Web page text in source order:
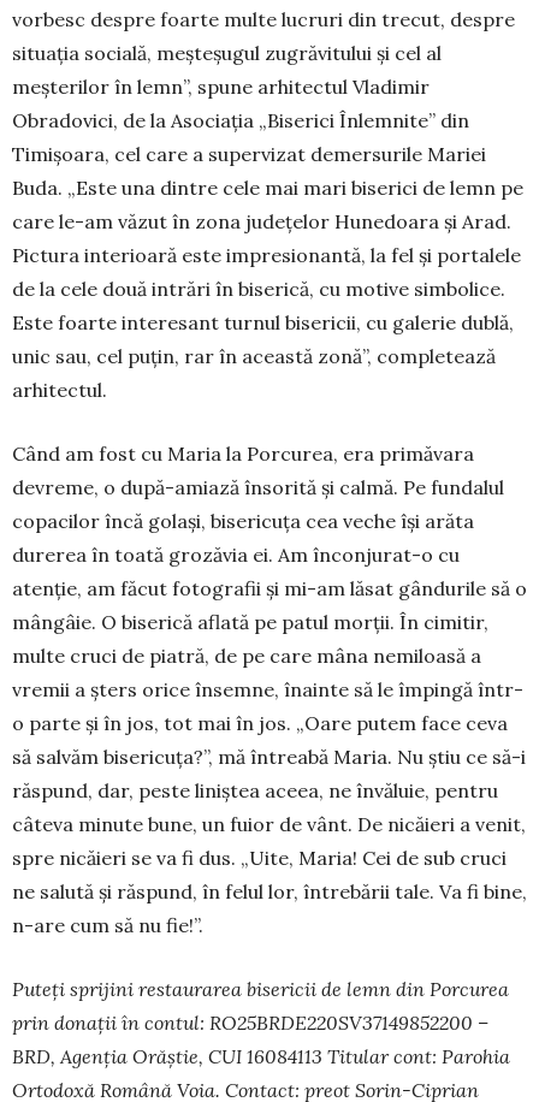
vorbesc despre foarte multe lucruri din trecut, despre
situația socială, meșteșugul zugrăvitului și cel al
meșterilor în lemn”, spune arhitectul Vladimir
Obradovici, de la Asociația „Biserici Înlemnite” din
Timișoara, cel care a supervizat demersurile Mariei
Buda. „Este una dintre cele mai mari biserici de lemn pe
care le-am văzut în zona județelor Hunedoara și Arad.
Pictura interioară este impresionantă, la fel și portalele
de la cele două intrări în biserică, cu motive simbolice.
Este foarte interesant turnul bisericii, cu galerie dublă,
unic sau, cel puțin, rar în această zonă”, completează
arhitectul.
Când am fost cu Maria la Porcurea, era primăvara
devreme, o după-amiază însorită și calmă. Pe fundalul
copacilor încă golași, bisericuța cea veche își arăta
durerea în toată grozăvia ei. Am înconjurat-o cu
atenție, am făcut fotografii și mi-am lăsat gândurile să o
mângâie. O biserică aflată pe patul morții. În cimitir,
multe cruci de piatră, de pe care mâna nemiloasă a
vremii a șters orice însemne, înainte să le împingă într-
o parte și în jos, tot mai în jos. „Oare putem face ceva
să salvăm bisericuța?”, mă întreabă Maria. Nu știu ce să-i
răspund, dar, peste liniștea aceea, ne învăluie, pentru
câteva minute bune, un fuior de vânt. De nicăieri a venit,
spre nicăieri se va fi dus. „Uite, Maria! Cei de sub cruci
ne salută și răspund, în felul lor, întrebării tale. Va fi bine,
n-are cum să nu fie!”.
Puteți sprijini restaurarea bisericii de lemn din Porcurea
prin donații în contul: RO25BRDE220SV37149852200 –
BRD, Agenția Orăștie, CUI 16084113 Titular cont: Parohia
Ortodoxă Română Voia. Contact: preot Sorin-Ciprian